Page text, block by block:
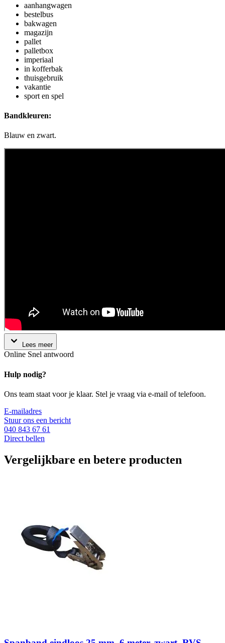
aanhangwagen
bestelbus
bakwagen
magazijn
pallet
palletbox
imperiaal
in kofferbak
thuisgebruik
vakantie
sport en spel
Bandkleuren:
Blauw en zwart.
Lees meer
Online Snel antwoord
Hulp nodig?
Ons team staat voor je klaar. Stel je vraag via e-mail of telefoon.
E-mailadres
Stuur ons een bericht
040 843 67 61
Direct bellen
Vergelijkbare en betere producten